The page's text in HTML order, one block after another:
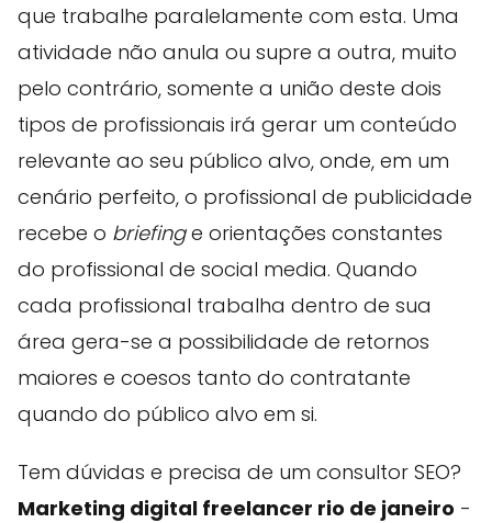
que trabalhe paralelamente com esta. Uma
atividade não anula ou supre a outra, muito
pelo contrário, somente a união deste dois
tipos de profissionais irá gerar um conteúdo
relevante ao seu público alvo, onde, em um
cenário perfeito, o profissional de publicidade
recebe o briefinge orientações constantes
do profissional de social media. Quando
cada profissional trabalha dentro de sua
área gera-se a possibilidade de retornos
maiores e coesos tanto do contratante
quando do público alvo em si.
Tem dúvidas e precisa de um consultor SEO?
Marketing digital freelancer rio de janeiro -